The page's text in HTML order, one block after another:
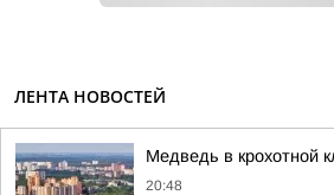
ЛЕНТА НОВОСТЕЙ
Медведь в крохотной
20:48